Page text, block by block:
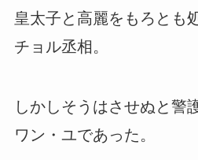
皇太子と高麗をもろとも
チョル丞相。
しかしそうはさせぬと警
ワン・ユであった。